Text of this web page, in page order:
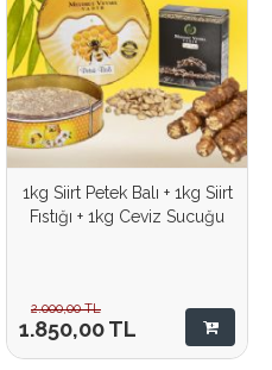
1kg Siirt Petek Balı + 1kg Siirt
Fıstığı + 1kg Ceviz Sucuğu
2.000,00TL
1.850,00TL